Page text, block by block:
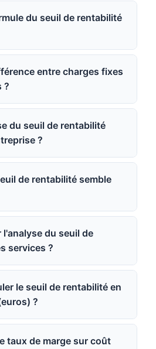
du seuil de rentabilité
entre charges fixes
?
du seuil de rentabilité
?
de rentabilité semble
du seuil de
services ?
le seuil de rentabilité en
?
taux de marge sur coût